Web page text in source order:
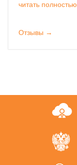
читать полностью
Отзывы →